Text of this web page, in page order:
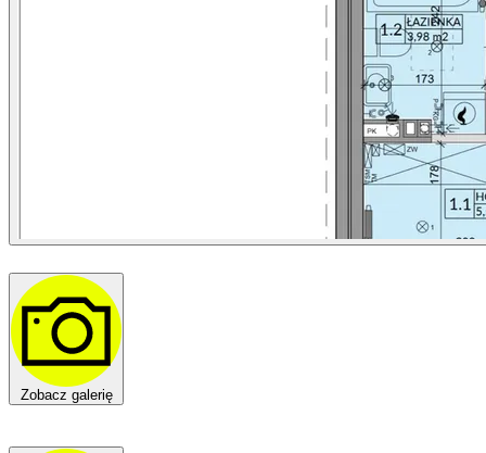
Zobacz galerię